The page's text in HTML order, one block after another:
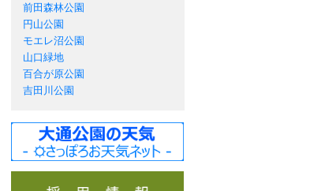
前田森林公園
円山公園
モエレ沼公園
山口緑地
百合が原公園
吉田川公園